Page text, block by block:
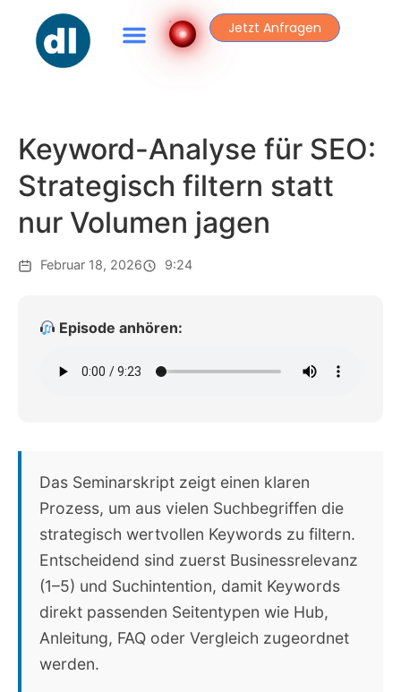
Jetzt Anfragen
Keyword-Analyse für SEO:
Strategisch filtern statt
nur Volumen jagen
Februar 18, 2026 9:24
Episode anhören:
Das Seminarskript zeigt einen klaren
Prozess, um aus vielen Suchbegriffen die
strategisch wertvollen Keywords zu filtern.
Entscheidend sind zuerst Businessrelevanz
(1–5) und Suchintention, damit Keywords
direkt passenden Seitentypen wie Hub,
Anleitung, FAQ oder Vergleich zugeordnet
werden.